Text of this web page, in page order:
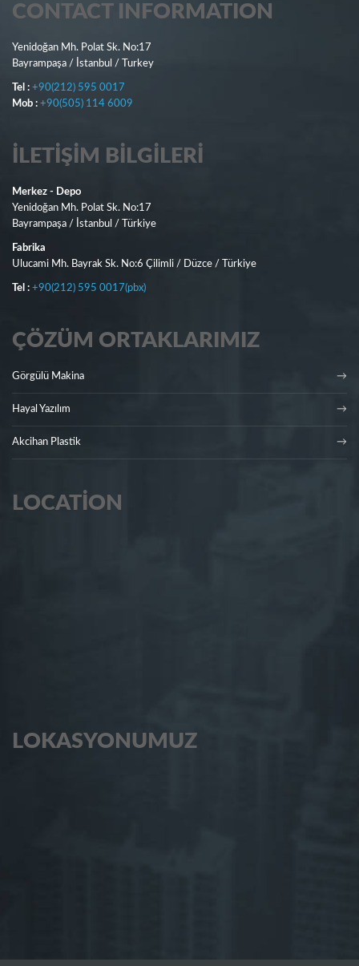
CONTACT INFORMATION
Yenidoğan Mh. Polat Sk. No:17
Bayrampaşa / İstanbul / Turkey
Tel : +90(212) 595 0017
Mob : +90(505) 114 6009
İLETIŞIM BILGILERI
Merkez - Depo
Yenidoğan Mh. Polat Sk. No:17
Bayrampaşa / İstanbul / Türkiye
Fabrika
Ulucami Mh. Bayrak Sk. No:6 Çilimli / Düzce / Türkiye
Tel : +90(212) 595 0017(pbx)
ÇÖZÜM ORTAKLARIMIZ
Görgülü Makina
Hayal Yazılım
Akcihan Plastik
LOCATION
LOKASYONUMUZ